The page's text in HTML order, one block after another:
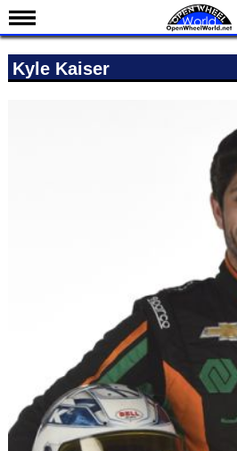
Nieuws
Kalender
Kyle Kaiser